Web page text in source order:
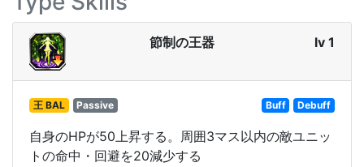
節制の王器 lv 1
王 BAL Passive Buff Debuff
自身のHPが50上昇する。周囲3マス以内の敵ユニッ
トの命中・回避を20減少する